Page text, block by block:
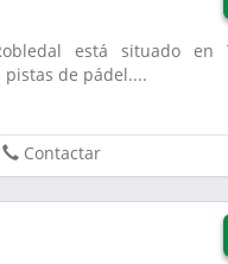
está situado en
de pádel....
Contactar